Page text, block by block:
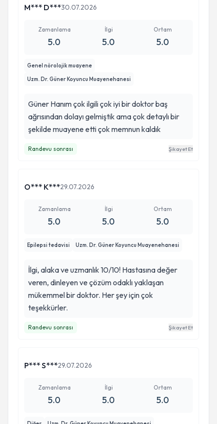
M*** D***30.07.2026
Zamanlama
5.0
İlgi
5.0
Ortam
5.0
Genel nörolojik muayene
Uzm. Dr. Güner Koyuncu Muayenehanesi
Güner Hanım çok ilgili çok iyi bir doktor baş
ağrısından dolayı gelmiştik ama çok detaylı bir
şekilde muayene etti çok memnun kaldık
Randevu sonrası Şikayet Et
O*** K***29.07.2026
Zamanlama
5.0
İlgi
5.0
Ortam
5.0
Epilepsi tedavisi Uzm. Dr. Güner Koyuncu Muayenehanesi
İlgi, alaka ve uzmanlık 10/10! Hastasına değer
veren, dinleyen ve çözüm odaklı yaklaşan
mükemmel bir doktor. Her şey için çok
teşekkürler.
Randevu sonrası Şikayet Et
P*** S***29.07.2026
Zamanlama
5.0
İlgi
5.0
Ortam
5.0